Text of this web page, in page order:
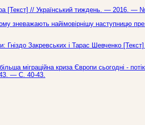
[Текст] // Український тиждень. — 2016.
зневажають найімовірнішу наступницю
Гніздо Закревських і Тарас Шевченко
міграційна криза Європи сьогодні -
— С. 40-43.